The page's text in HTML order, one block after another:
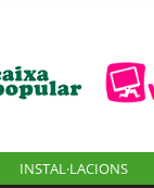
INSTAL·LACIONS